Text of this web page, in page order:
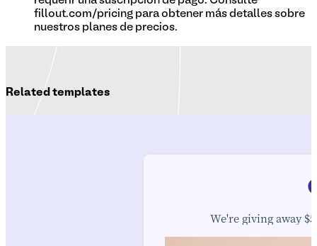
fillout.com/pricing para obtener más detalles sobre
nuestros planes de precios.
Related templates